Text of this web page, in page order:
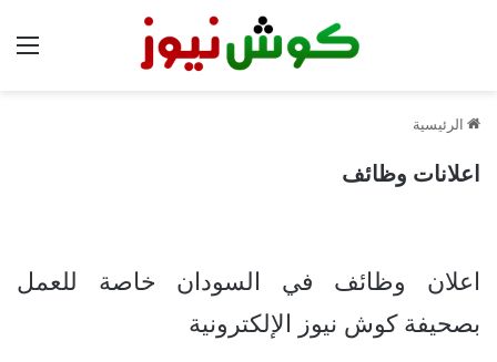
الرئيسية
اعلانات وظائف
اعلان وظائف في السودان خاصة للعمل
بصحيفة كوش نيوز الإلكترونية